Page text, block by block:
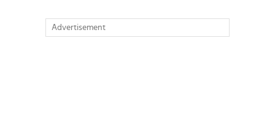
Advertisement